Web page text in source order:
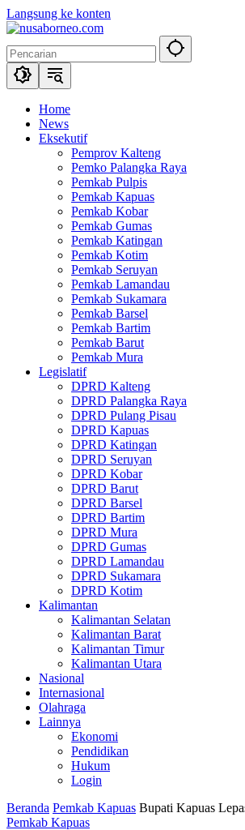
Langsung ke konten
Home
News
Eksekutif
Pemprov Kalteng
Pemko Palangka Raya
Pemkab Pulpis
Pemkab Kapuas
Pemkab Kobar
Pemkab Gumas
Pemkab Katingan
Pemkab Kotim
Pemkab Seruyan
Pemkab Lamandau
Pemkab Sukamara
Pemkab Barsel
Pemkab Bartim
Pemkab Barut
Pemkab Mura
Legislatif
DPRD Kalteng
DPRD Palangka Raya
DPRD Pulang Pisau
DPRD Kapuas
DPRD Katingan
DPRD Seruyan
DPRD Kobar
DPRD Barut
DPRD Barsel
DPRD Bartim
DPRD Mura
DPRD Gumas
DPRD Lamandau
DPRD Sukamara
DPRD Kotim
Kalimantan
Kalimantan Selatan
Kalimantan Barat
Kalimantan Timur
Kalimantan Utara
Nasional
Internasional
Olahraga
Lainnya
Ekonomi
Pendidikan
Hukum
Login
Beranda Pemkab Kapuas Bupati Kapuas
Pemkab Kapuas